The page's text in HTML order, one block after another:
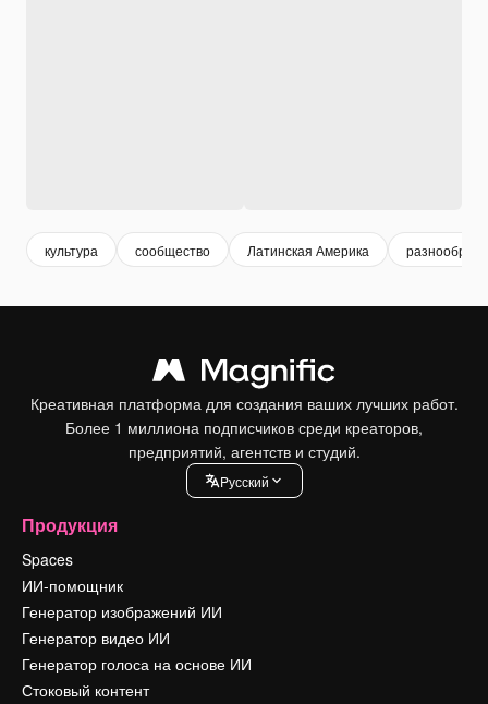
культура сообщество Латинская Америка
Креативная платформа для создания ваших лучших работ.
Более 1 миллиона подписчиков среди креаторов,
предприятий, агентств и студий.
Pусский
Продукция
Spaces
ИИ-помощник
Генератор изображений ИИ
Генератор видео ИИ
Генератор голоса на основе ИИ
Стоковый контент